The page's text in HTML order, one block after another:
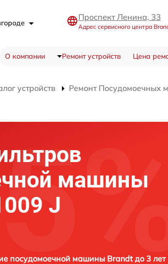
Проспект Ленина, 33
Адрес сервисного центра
О компании Ремонт устройств Цена
устройств Ремонт Посудомоечных
машины
J
посудомоечной машины Brandt до 3 лет